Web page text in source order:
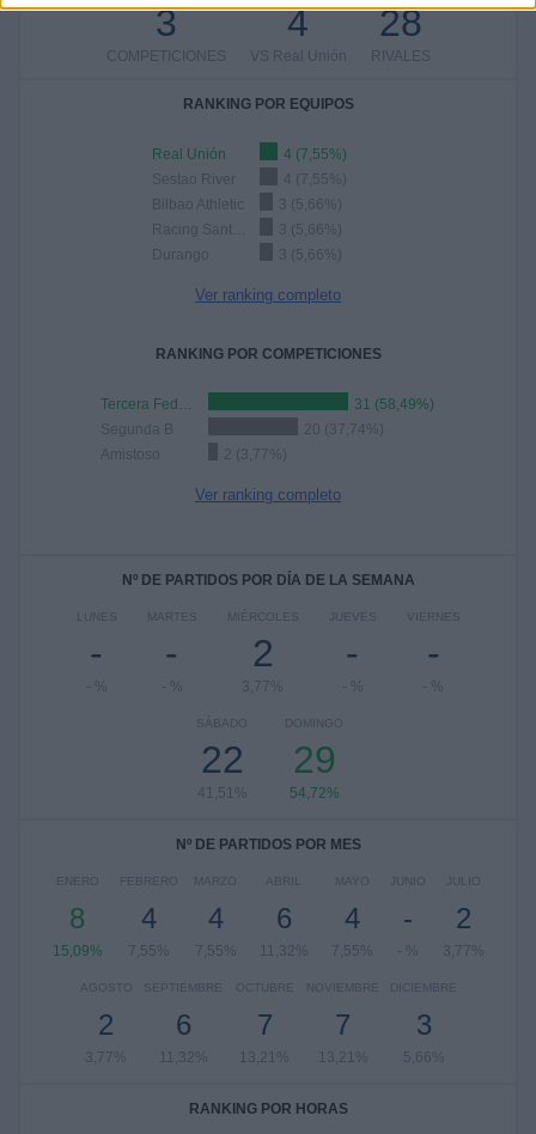
28
RIVALES
4
VS Real Unión
3
COMPETICIONES
RANKING POR EQUIPOS
Real Unión
4 (7,55%)
Sestao River
4 (7,55%)
Bilbao Athletic
3 (5,66%)
3 (5,66%)
Durango
3 (5,66%)
Ver ranking completo
RANKING POR COMPETICIONES
Tercera Federación
31 (58,49%)
Segunda B
20 (37,74%)
Amistoso
2 (3,77%)
Ver ranking completo
Nº DE PARTIDOS POR DÍA DE LA SEMANA
LUNES
-
- %
MARTES
-
- %
MIÉRCOLES
2
3,77%
JUEVES
-
- %
VIERNES
-
- %
SÁBADO
22
41,51%
DOMINGO
29
54,72%
Nº DE PARTIDOS POR MES
ENERO
8
15,09%
FEBRERO
4
7,55%
MARZO
4
7,55%
ABRIL
6
11,32%
MAYO
4
7,55%
JUNIO
-
- %
JULIO
2
3,77%
AGOSTO
2
3,77%
SEPTIEMBRE
6
11,32%
OCTUBRE
7
13,21%
NOVIEMBRE
7
13,21%
DICIEMBRE
3
5,66%
RANKING POR HORAS